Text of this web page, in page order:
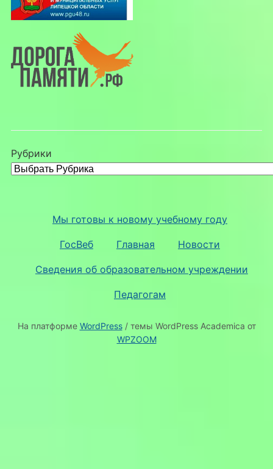
Рубрики
Мы готовы к новому учебному году
ГосВеб Главная Новости
Сведения об образовательном учреждении
Педагогам
На платформе WordPress/ темы WordPress Academica от
WPZOOM